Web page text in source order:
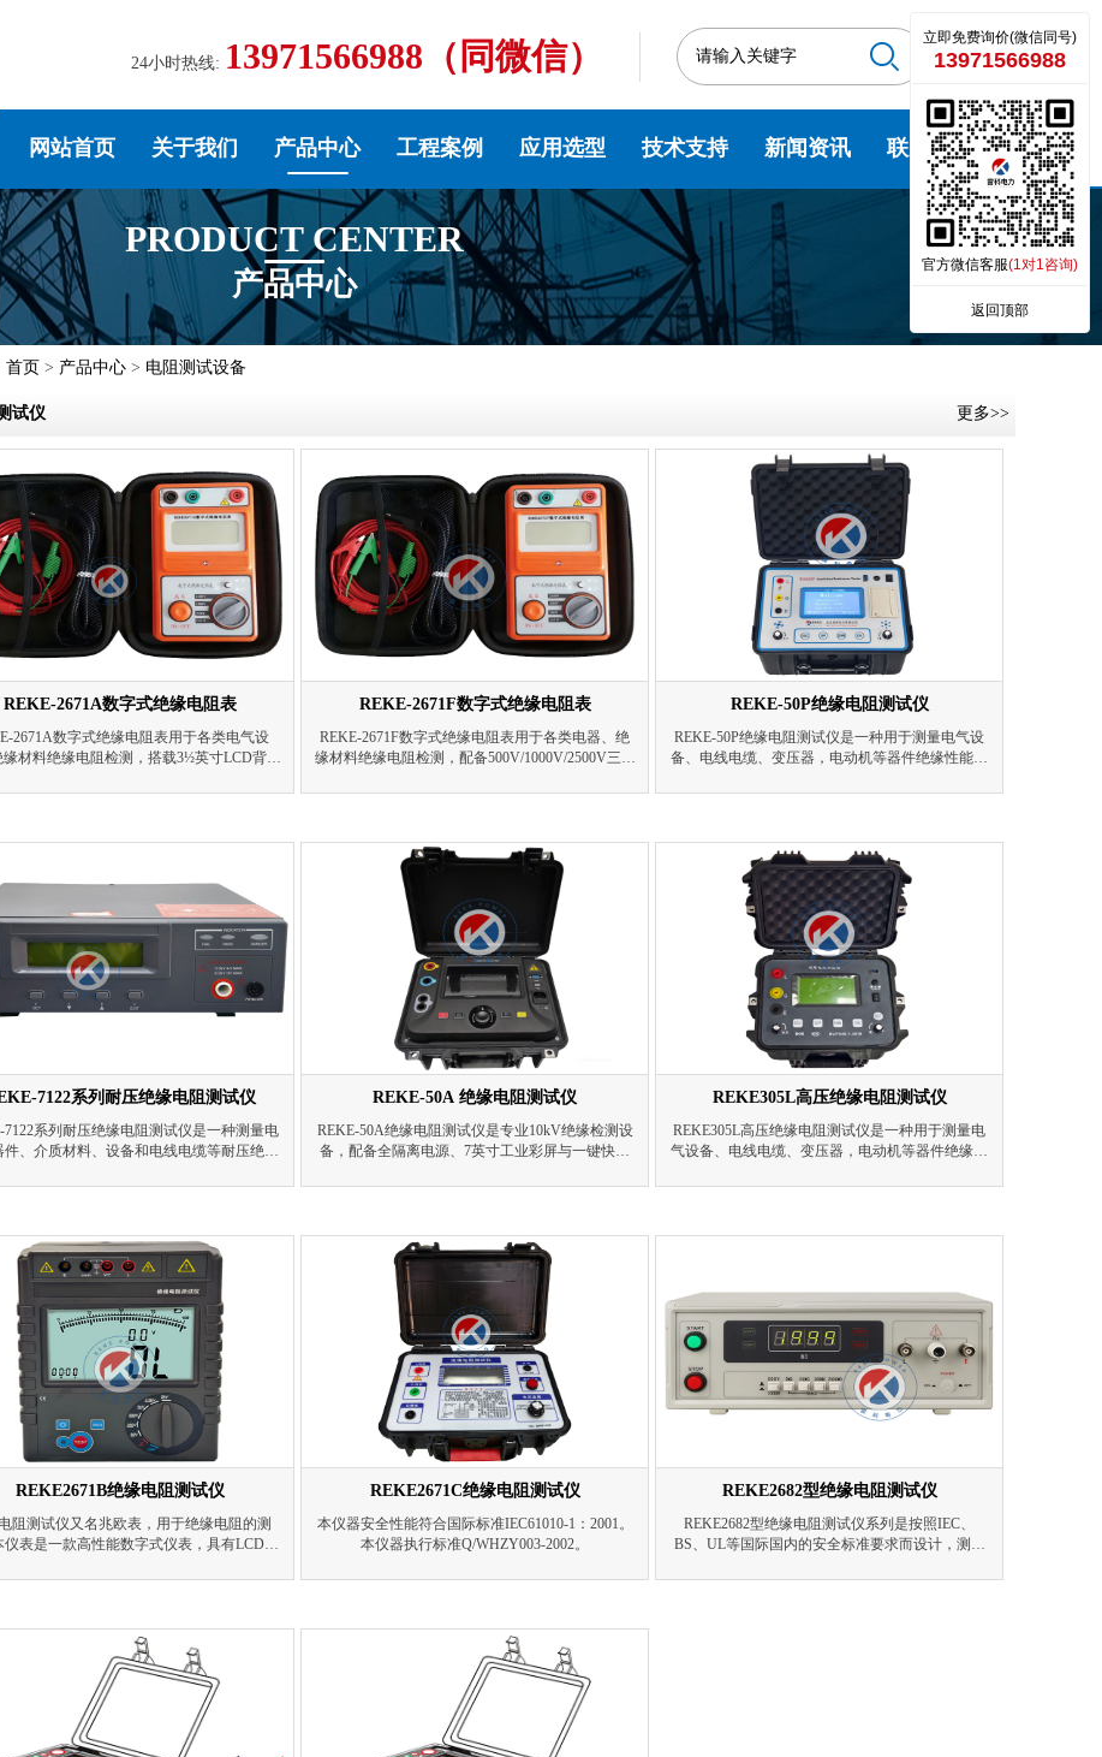
24小时热线: 13971566988（同微信）
网站首页 关于我们 产品中心 工程案例 应用选型 技术支持 新闻资讯 联系我们
PRODUCT CENTER
产品中心
首页 > 产品中心 > 电阻测试设备
试仪 更多>>
REKE-2671A数字式绝缘电阻表
2671A数字式绝缘电阻表用于各类电气设
缘材料绝缘电阻检测，搭载3½英寸LCD背光
0-20GΩ，量程自动切换，输出短路电流
端子，屏蔽端可消除表面泄漏误差，操作简
REKE-2671F数字式绝缘电阻表
REKE-2671F数字式绝缘电阻表用于各类电器、绝
缘材料绝缘电阻检测，配备500V/1000V/2500V三档
换，搭载3½LCD背光大屏，带高压提示与欠压提
压冲击，测量精准。整机约1kg，温湿度适配性
强，适合现场绝缘检测作业。
REKE-50P绝缘电阻测试仪
REKE-50P绝缘电阻测试仪是一种用于测量电气设
备、电线电缆、变压器，电动机等器件绝缘性能的
可靠性高；自动测量环境温度、空气湿度及每次测
年不丢失。
7122系列耐压绝缘电阻测试仪
7122系列耐压绝缘电阻测试仪是一种测量电
件、介质材料、设备和电线电缆等耐压绝缘
能齐全。它具有测量范围广、速度快的特
等由1602字符型液晶屏显示。仪器具有超强
扰和抗冲击能力使测试更直接、更方便、更
可靠。
REKE-50A 绝缘电阻测试仪
REKE-50A绝缘电阻测试仪是专业10kV绝缘检测设
备，配备全隔离电源、7英寸工业彩屏与一键快捷
及全面保护功能，适用于各类电气绝缘性能检测
REKE305L高压绝缘电阻测试仪
REKE305L高压绝缘电阻测试仪是一种用于测量电
气设备、电线电缆、变压器，电动机等器件绝缘性
工作可靠性高；自动测量环境温度、空气湿度及每
据20年不丢失。
REKE2671B绝缘电阻测试仪
阻测试仪又名兆欧表，用于绝缘电阻的测
仪表是一款高性能数字式仪表，具有LCD大
等功能。仪表具有测试计时、电压
REKE2671C绝缘电阻测试仪
本仪器安全性能符合国际标准IEC61010-1：2001。
本仪器执行标准Q/WHZY003-2002。
REKE2682型绝缘电阻测试仪
REKE2682型绝缘电阻测试仪系列是按照IEC、
BS、UL等国际国内的安全标准要求而设计，测试
0.5MΩ～2000MΩ分为四档(2MΩ、20MΩ、200MΩ
立即免费询价(微信同号)
13971566988
官方微信客服(1对1咨询)
返回顶部